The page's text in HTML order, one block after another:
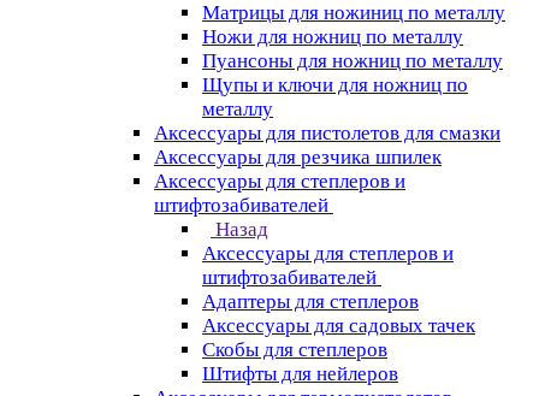
Матрицы для ножиниц по металлу
Ножи для ножниц по металлу
Пуансоны для ножниц по металлу
Щупы и ключи для ножниц по
металлу
Аксессуары для пистолетов для смазки
Аксессуары для резчика шпилек
Аксессуары для степлеров и
штифтозабивателей
Назад
Аксессуары для степлеров и
штифтозабивателей
Адаптеры для степлеров
Аксессуары для садовых тачек
Скобы для степлеров
Штифты для нейлеров